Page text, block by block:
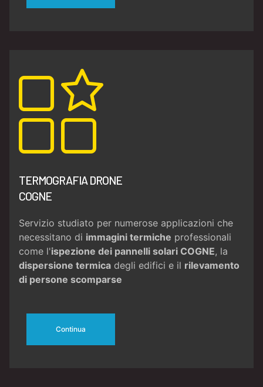
TERMOGRAFIA DRONE
COGNE
Servizio studiato per numerose applicazioni che
necessitano di immagini termiche professionali
come l'ispezione dei pannelli solari COGNE, la
dispersione termica degli edifici e il rilevamento
di persone scomparse
Continua